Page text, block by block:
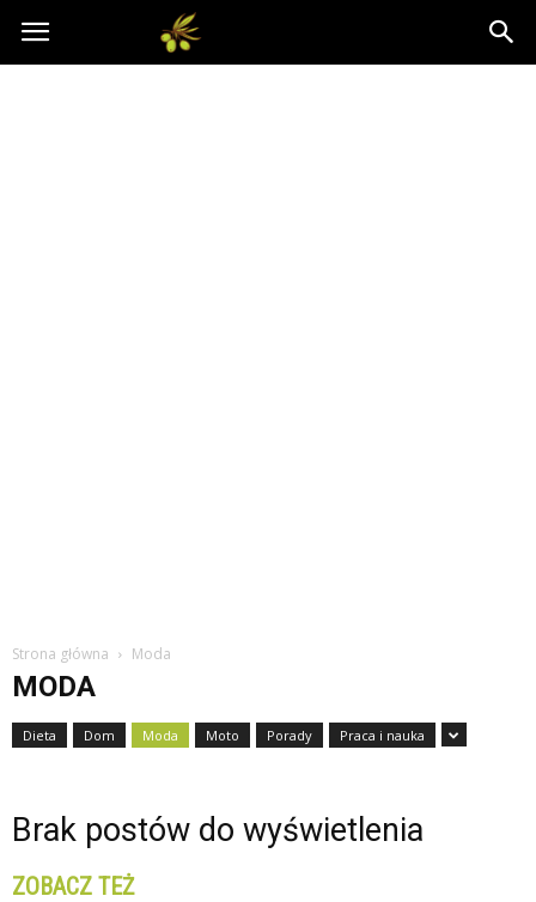
Oliwkowo.pl
Strona główna Moda
MODA
Dieta Dom Moda Moto Porady Praca i nauka
Brak postów do wyświetlenia
ZOBACZ TEŻ